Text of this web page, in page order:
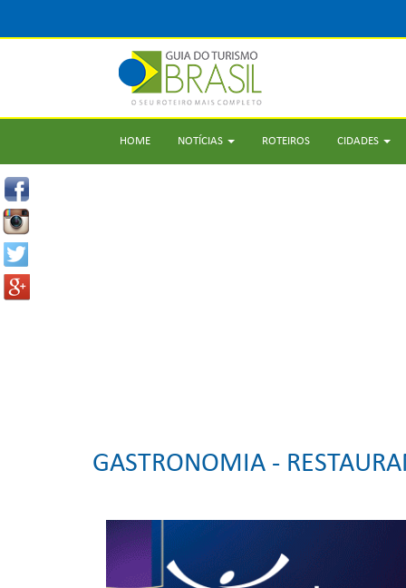
HOME NOTÍCIAS ROTEIROS CIDADES
GASTRONOMIA -